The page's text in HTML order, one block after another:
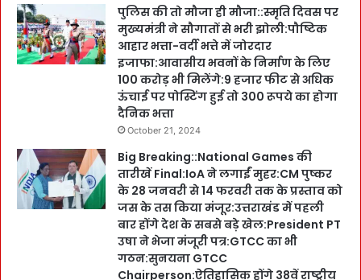
पुलिस की तो मौजा ही मौजा::स्मृति दिवस पर
मुख्यमंत्री ने सौगातों से भरी झोली:पौष्टिक
आहार भत्ता-वर्दी भत्ते में जोरदार
इजाफा:आवासीय भवनों के निर्माण के लिए
100 करोड़ भी मिलेंगे:9 हजार फीट से अधिक
ऊंचाई पर पोस्टिंग हुई तो 300 रूपये का होगा
दैनिक भत्ता
October 21, 2024
Big Breaking::National Games की
तारीखें Final:IoA ने लगाईं मुहर:CM पुष्कर
के 28 जनवरी से 14 फरवरी तक के प्रस्ताव को
जस के तस किया मंजूर:उत्तराखंड में पहली
बार होंगे देश के सबसे बड़े खेल:President PT
उषा ने भेजा मंजूरी पत्र:GTCC का भी
गठन:सुनयना GTCC
Chairperson:ऐतिहासिक होंगे 38वें राष्ट्रीय